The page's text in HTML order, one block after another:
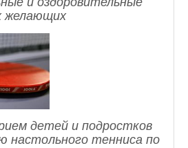
желающих
детей и подростков
настольного тенниса по